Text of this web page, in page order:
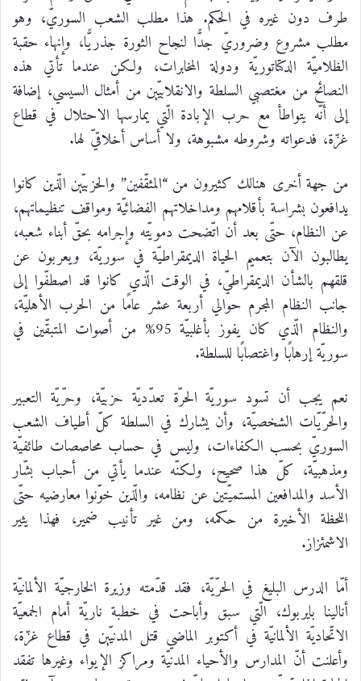
طرف دون غيره في الحكم. هذا مطلب الشعب السوريّ، وهو
مطلب مشروع وضروريّ جدًّا لنجاح الثورة جذريًّا، وإنهاء حقبة
الظلاميّة الدكتاتوريّة ودولة المخابرات، ولكن عندما تأتي هذه
النصائح من مغتصبي السلطة والانقلابيّين من أمثال السيسي، إضافة
إلى أنّه يتواطأ مع حرب الإبادة الّتي يمارسها الاحتلال في قطاع
غزّة، فدعواته وشروطه مشبوهة، ولا أساس أخلاقيّ لها.
من جهة أخرى هنالك كثيرون من “المثقّفين” والحزبيّين الّذين كانوا
يدافعون بشراسة بأقلامهم ومداخلاتهم الفضائيّة ومواقف تنظيماتهم،
عن النظام، حتّى بعد أن اتّضحت دمويّته وإجرامه بحقّ أبناء شعبه،
يطالبون الآن بتعميم الحياة الديمقراطيّة في سوريّة، ويعربون عن
قلقهم بالشأن الديمقراطيّ، في الوقت الّذي كانوا قد اصطفّوا إلى
جانب النظام المجرم حوالي أربعة عشر عامًا من الحرب الأهليّة،
والنظام الّذي كان يفوز بأغلبيّة 95% من أصوات المتبقّين في
سوريّة إرهابًا واغتصابًا للسلطة.
نعم يجب أن تسود سوريّة الحرّة تعدّديّة حزبيّة، وحرّيّة التعبير
والحرّيّات الشخصيّة، وأن يشارك في السلطة كلّ أطياف الشعب
السوريّ بحسب الكفاءات، وليس في حساب محاصصات طائفيّة
ومذهبيّة، كلّ هذا صحيح، ولكنّه عندما يأتي من أحباب بشّار
الأسد والمدافعين المستميّتين عن نظامه، والّذين خوّنوا معارضيه حتّى
اللحظة الأخيرة من حكمه، ومن غير تأنيب ضمير، فهذا يثير
الاشمئزاز.
أمّا الدرس البليغ في الحرّيّة، فقد قدّمته وزيرة الخارجيّة الألمانيّة
أنالينا بايربوك، الّتي سبق وأباحت في خطبة ناريّة أمام الجمعيّة
الاتّحاديّة الألمانيّة في أكتوبر الماضي قتل المدنيّين في قطاع غزّة،
وأعلنت أنّ المدارس والأحياء المدنيّة ومراكز الإيواء وغيرها تفقد